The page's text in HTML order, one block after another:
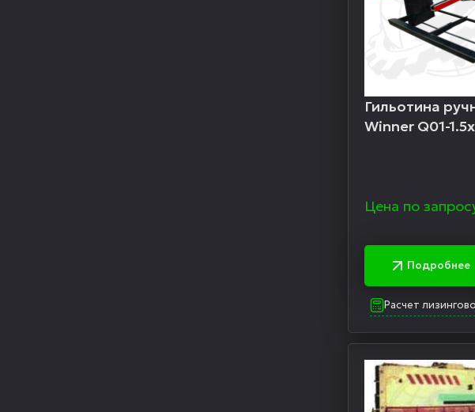
Гильотина
Winner Q01-
Цена по
Подробнее
Расчет